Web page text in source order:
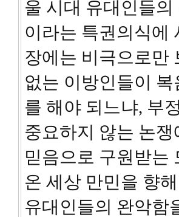
울 시대 유대인들
이라는 특권의식에
장에는 비극으로만
없는 이방인들이
를 해야 되느냐, 부
중요하지 않는 논
믿음으로 구원받는
온 세상 만민을 향
유대인들의 완악함